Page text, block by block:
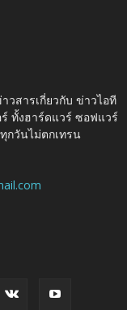
วสารเกี่ยวกับ ข่าวไอที
ทั้งฮาร์ดแวร์ ซอฟแวร์
กวันไม่ตกเทรน